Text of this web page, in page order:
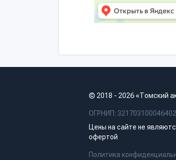
© 2018 - 2026 «Томский
ОГРНИП: 321703100046402
Цены на сайте не
офертой
Политика